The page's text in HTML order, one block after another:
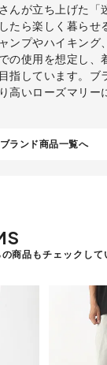
んが立ち上げた「
たら楽しく暮らせ
ンプやハイキング
の使用を想定し、
指しています。ブ
高いローズマリー
ブランド商品一覧へ
商品もチェックして